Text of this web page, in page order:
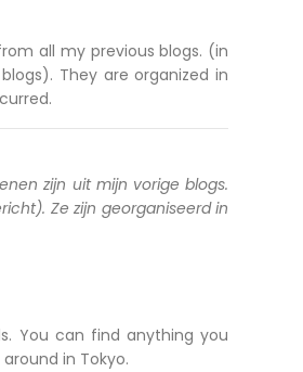
all my previous blogs. (in
They are organized in
zijn uit mijn vorige blogs.
Ze zijn georganiseerd in
You can find anything you
in Tokyo.